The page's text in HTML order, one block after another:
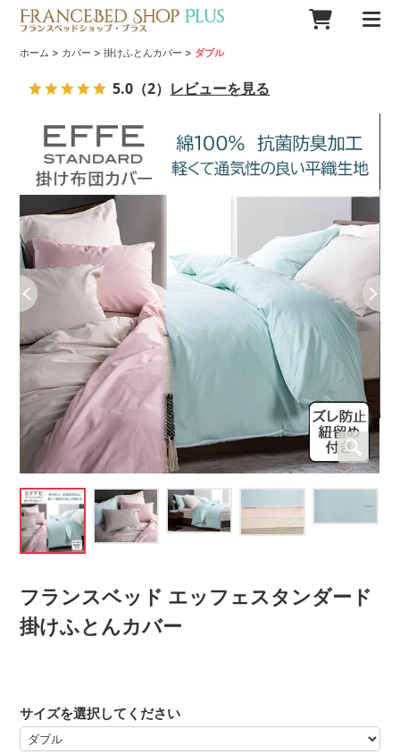
ホーム > カバー >掛けふとんカバー > ダブル
フランスベッド エッフェスタンダード
掛けふとんカバー
サイズを選択してください
5.0 （2） レビューを見る